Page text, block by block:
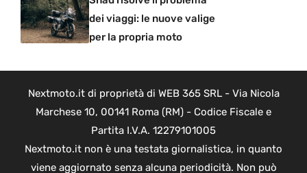
dei viaggi: le nuove valige
per la propria moto
Nextmoto.it di proprietà di WEB 365 SRL - Via Nicola
Marchese 10, 00141 Roma (RM) - Codice Fiscale e
Partita I.V.A. 12279101005
Nextmoto.it non è una testata giornalistica, in quanto
viene aggiornato senza alcuna periodicità. Non può